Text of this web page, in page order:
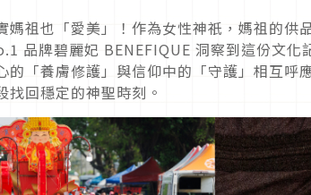
媽祖也「愛美」！作為女性神祇，媽祖的供
品牌碧麗妃 BENEFIQUE 洞察到這份文化
的「養膚修護」與信仰中的「守護」相互呼
找回穩定的神聖時刻。